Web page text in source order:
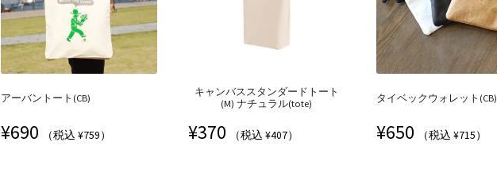
アーバントート(CB)
¥690 （税込 ¥759）
キャンバススタンダードトート
(M) ナチュラル(tote)
¥370 （税込 ¥407）
タイベックウォレット(CB)
¥650 （税込 ¥715）